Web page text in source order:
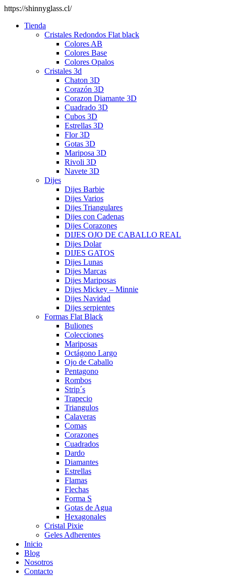
https://shinnyglass.cl/
Tienda
Cristales Redondos Flat black
Colores AB
Colores Base
Colores Opalos
Cristales 3d
Chaton 3D
Corazón 3D
Corazon Diamante 3D
Cuadrado 3D
Cubos 3D
Estrellas 3D
Flor 3D
Gotas 3D
Mariposa 3D
Rivoli 3D
Navete 3D
Dijes
Dijes Barbie
Dijes Varios
Dijes Triangulares
Dijes con Cadenas
Dijes Corazones
DIJES OJO DE CABALLO REAL
Dijes Dolar
DIJES GATOS
Dijes Lunas
Dijes Marcas
Dijes Mariposas
Dijes Mickey – Minnie
Dijes Navidad
Dijes serpientes
Formas Flat Black
Buliones
Colecciones
Mariposas
Octágono Largo
Ojo de Caballo
Pentagono
Rombos
Strip´s
Trapecio
Triangulos
Calaveras
Comas
Corazones
Cuadrados
Dardo
Diamantes
Estrellas
Flamas
Flechas
Forma S
Gotas de Agua
Hexagonales
Cristal Pixie
Geles Adherentes
Inicio
Blog
Nosotros
Contacto